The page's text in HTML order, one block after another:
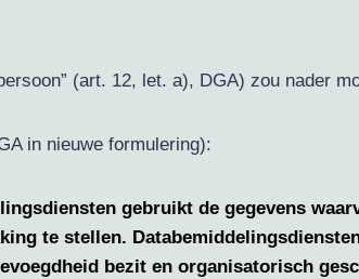
(art. 12, let. a), DGA) zou nader
in nieuwe formulering):
gebruikt de gegevens
te stellen.
bezit en organisatorisch